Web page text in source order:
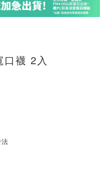
襪 2入